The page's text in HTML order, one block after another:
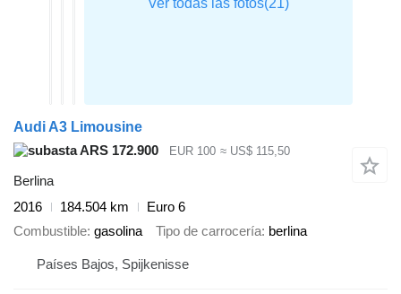
Audi A3 Limousine
ARS 172.900
EUR 100 ≈ US$ 115,50
Berlina
2016
184.504 km
Euro 6
Combustible gasolina Tipo de carrocería berlina
Países Bajos, Spijkenisse